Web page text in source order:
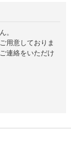
。
用意しておりま
連絡をいただけ